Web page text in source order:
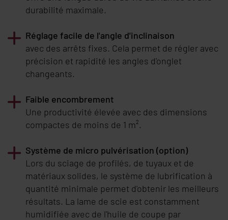
durabilité maximale.
Réglage facile de l'angle d'inclinaison
avec des arrêts fixes. Cela permet de régler avec
précision et rapidité les angles d'onglet
changeants.
Faible encombrement
Une productivité élevée avec des dimensions
compactes de moins de 1 m².
Système de micro pulvérisation (option)
Lors du sciage de profilés, de tuyaux et de
matériaux solides, le système de lubrification à
quantité minimale permet d'obtenir les meilleurs
résultats. La lame de scie est constamment
humidifiée avec de l'huile de coupe par